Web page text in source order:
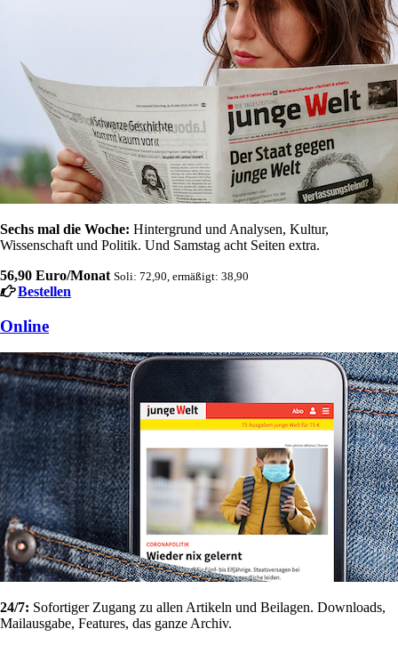
Sechs mal die Woche: Hintergrund und Analysen, Kultur,
Wissenschaft und Politik. Und Samstag acht Seiten extra.
56,90 Euro/Monat Soli: 72,90, ermäßigt: 38,90
Bestellen
Online
24/7: Sofortiger Zugang zu allen Artikeln und Beilagen. Downloads,
Mailausgabe, Features, das ganze Archiv.